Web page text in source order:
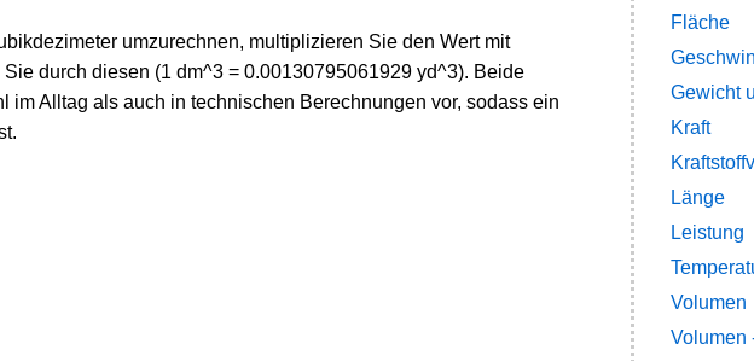
umzurechnen, multiplizieren Sie den Wert mit
durch diesen (1 dm^3 = 0.00130795061929 yd^3). Beide
Alltag als auch in technischen Berechnungen vor, sodass ein
Fläche
Gewicht
Kraft
Länge
Leistung
Volumen
Volumen